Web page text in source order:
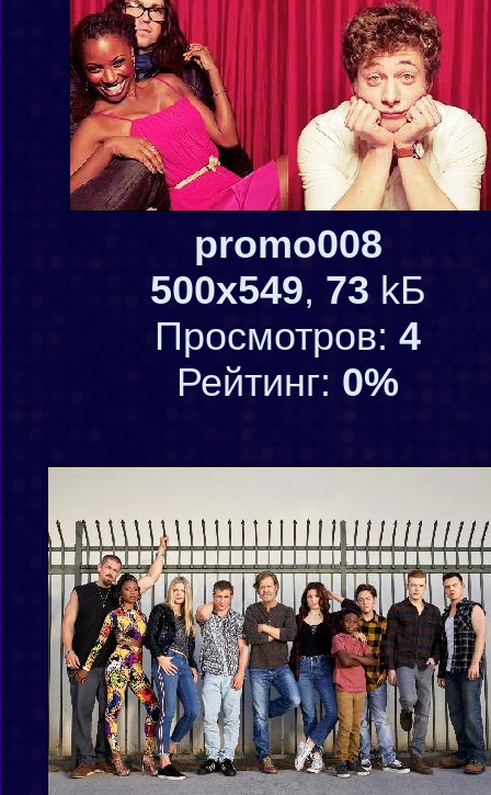
promo008
500x549, 73 kБ
Просмотров:4
Рейтинг: 0%